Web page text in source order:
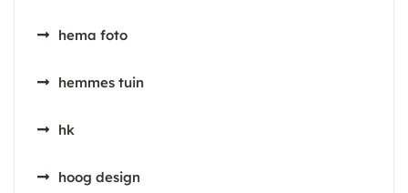
hema foto
hemmes tuin
hk
hoog design